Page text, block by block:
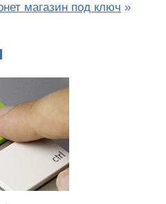
магазин под ключ »